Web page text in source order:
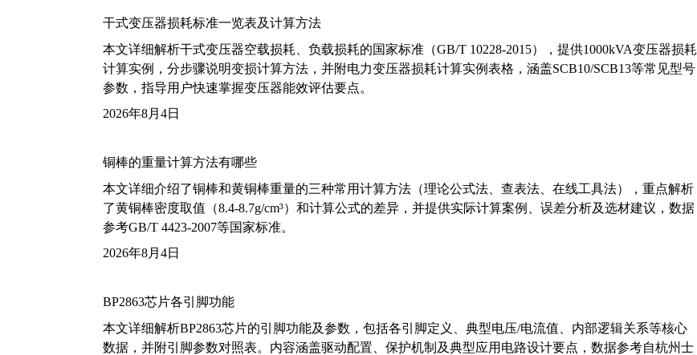
干式变压器损耗标准一览表及计算方法
本文详细解析干式变压器空载损耗、负载损耗的国家标准（GB/T 10228-2015），提供1000kVA变压器损耗
计算实例，分步骤说明变损计算方法，并附电力变压器损耗计算实例表格，涵盖SCB10/SCB13等常见型号
参数，指导用户快速掌握变压器能效评估要点。
2026年8月4日
铜棒的重量计算方法有哪些
本文详细介绍了铜棒和黄铜棒重量的三种常用计算方法（理论公式法、查表法、在线工具法），重点解析
了黄铜棒密度取值（8.4-8.7g/cm³）和计算公式的差异，并提供实际计算案例、误差分析及选材建议，数据
参考GB/T 4423-2007等国家标准。
2026年8月4日
BP2863芯片各引脚功能
本文详细解析BP2863芯片的引脚功能及参数，包括各引脚定义、典型电压/电流值、内部逻辑关系等核心
数据，并附引脚参数对照表。内容涵盖驱动配置、保护机制及典型应用电路设计要点，数据参考自杭州士